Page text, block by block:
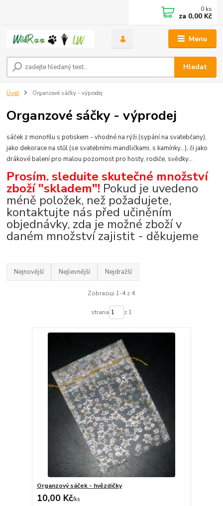
Menu
Hledat
0 ks
za 0,00 Kč
Úvod Organzové sáčky - výprodej
Organzové sáčky - výprodej
sáček z monofilu s potiskem - vhodné na rýži (sypání na svatebčany),
jako dekorace na stůl (se svatebními mandličkami, s kamínky...), či jako
drákové balení pro malou pozornost pro hosty, rodiče, svědky...
Prosím, sledujte skutečné množství
zboží "skladem"! Pokud je uvedeno
méně položek, než požadujete,
kontaktujte nás před učiněním
objednávky, zda je možné zboží v
daném množství zajistit - děkujeme
Nejnovější Nejlevnější Nejdražší
Zobrazuji 1-4 z 4
strana z 1
Organzový sáček - hvězdičky
10,00 Kč/ks